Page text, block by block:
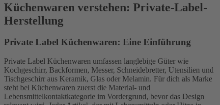
Küchenwaren verstehen: Private-Label-
Herstellung
Private Label Küchenwaren: Eine Einführung
Private Label Küchenwaren umfassen langlebige Güter wie
Kochgeschirr, Backformen, Messer, Schneidebretter, Utensilien und
Tischgeschirr aus Keramik, Glas oder Melamin. Für dich als Marke
steht bei Küchenwaren zuerst die Material- und
Lebensmittelkontaktkategorie im Vordergrund, bevor das Design